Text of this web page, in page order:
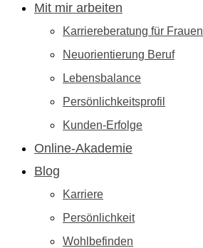
Mit mir arbeiten
Karriereberatung für Frauen
Neuorientierung Beruf
Lebensbalance
Persönlichkeitsprofil
Kunden-Erfolge
Online-Akademie
Blog
Karriere
Persönlichkeit
Wohlbefinden